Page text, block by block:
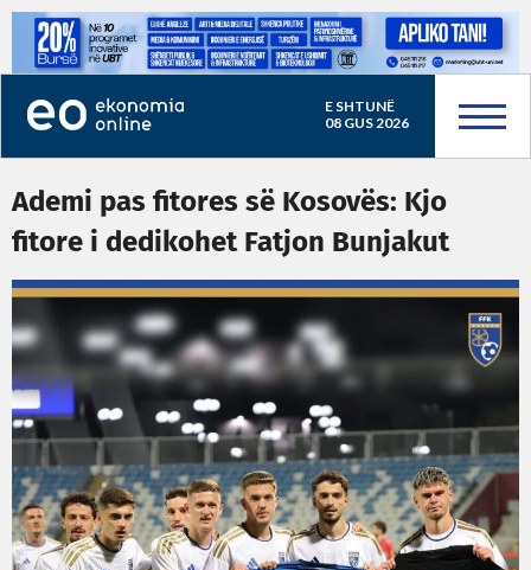
E SHTUNË
08 GUS 2026
Ademi pas fitores së Kosovës: Kjo
fitore i dedikohet Fatjon Bunjakut